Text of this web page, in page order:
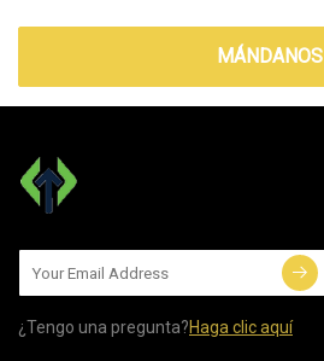
MÁNDANOS
¿Tengo una pregunta?Haga clic aquí